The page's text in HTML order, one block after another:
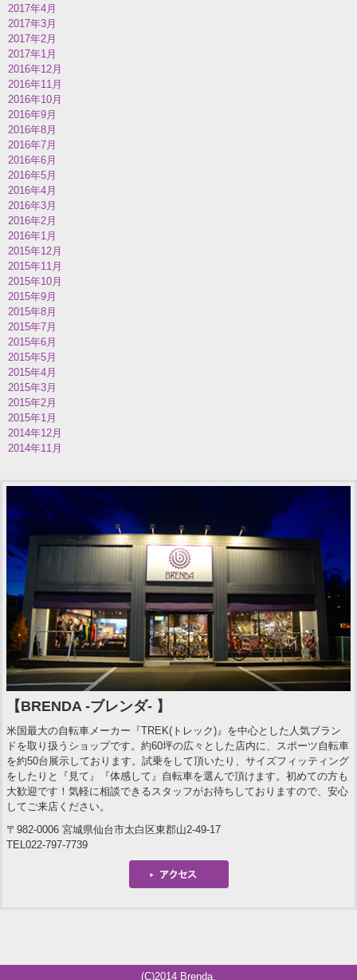
2017年4月
2017年3月
2017年2月
2017年1月
2016年12月
2016年11月
2016年10月
2016年9月
2016年8月
2016年7月
2016年6月
2016年5月
2016年4月
2016年3月
2016年2月
2016年1月
2015年12月
2015年11月
2015年10月
2015年9月
2015年8月
2015年7月
2015年6月
2015年5月
2015年4月
2015年3月
2015年2月
2015年1月
2014年12月
2014年11月
【BRENDA -ブレンダ- 】
米国最大の自転車メーカー『TREK(トレック)』を中心とした人気ブラン
ドを取り扱うショップです。約60坪の広々とした店内に、スポーツ自転車
を約50台展示しております。試乗をして頂いたり、サイズフィッティング
をしたりと『見て』『体感して』自転車を選んで頂けます。初めての方も
大歓迎です！気軽に相談できるスタッフがお待ちしておりますので、安心
してご来店ください。
〒982-0006 宮城県仙台市太白区東郡山2-49-17
TEL022-797-7739
(C)2014 Brenda.